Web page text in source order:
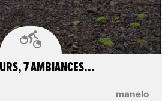

manelo
7 AMBIANCES...